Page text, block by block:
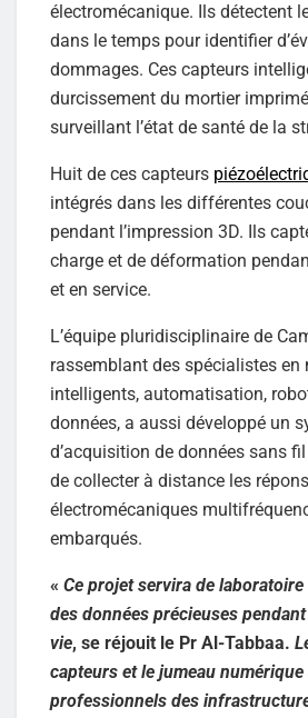
électromécanique. Ils détectent
dans le temps pour identifier
dommages. Ces capteurs
durcissement du mortier
surveillant l’état de santé de la
Huit de ces capteurs
intégrés dans les différentes
pendant l’impression 3D. Ils
charge et de déformation
et en service.
L’équipe pluridisciplinaire de
rassemblant des spécialistes en
intelligents, automatisation,
données, a aussi développé un
d’acquisition de données sans
de collecter à distance les
électromécaniques
embarqués.
« Ce projet servira de
des données précieuses
vie, se réjouit le Pr Al-Tabbaa.
capteurs et le jumeau
professionnels des